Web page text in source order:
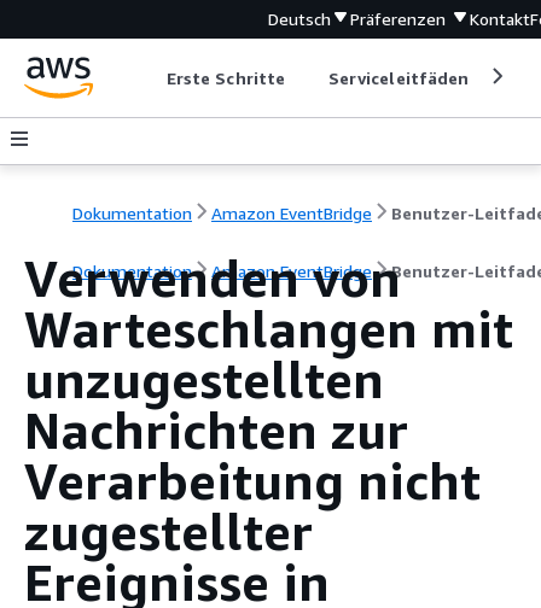
Deutsch Präferenzen Kontakt
Erste Schritte Serviceleitfäden
Dokumentation Amazon EventBridge Benutzer-
Dokumentation Amazon EventBridge Benutzer-
Verwenden von
Warteschlangen mit
unzugestellten
Nachrichten zur
Verarbeitung nicht
zugestellter
Ereignisse in